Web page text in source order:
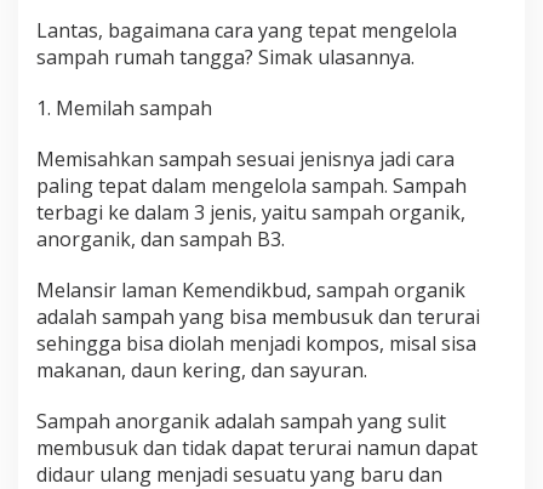
d
i
a
h
Lantas, bagaimana cara yang tepat mengelola
sampah rumah tangga? Simak ulasannya.
1. Memilah sampah
Memisahkan sampah sesuai jenisnya jadi cara
paling tepat dalam mengelola sampah. Sampah
terbagi ke dalam 3 jenis, yaitu sampah organik,
anorganik, dan sampah B3.
Melansir laman Kemendikbud, sampah organik
adalah sampah yang bisa membusuk dan terurai
sehingga bisa diolah menjadi kompos, misal sisa
makanan, daun kering, dan sayuran.
Sampah anorganik adalah sampah yang sulit
membusuk dan tidak dapat terurai namun dapat
didaur ulang menjadi sesuatu yang baru dan